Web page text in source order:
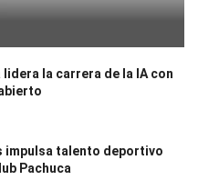
la carrera de la IA con
impulsa talento deportivo
Pachuca